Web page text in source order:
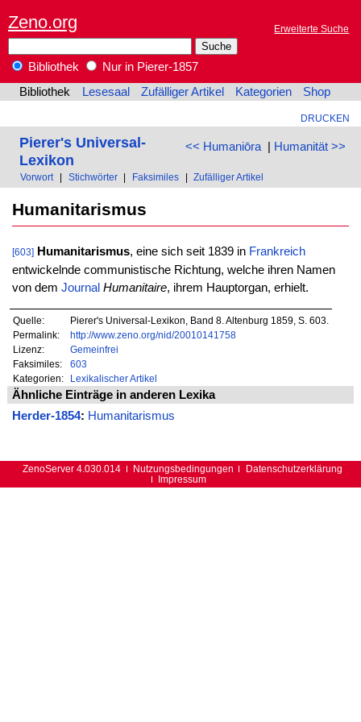
Zeno.org Erweiterte Suche
Bibliothek
Nur in Pierer-1857
Bibliothek
Lesesaal Zufälliger Artikel Kategorien Shop
DRUCKEN
<< Humaniōra| Humanität >>
Pierer's Universal-
Lexikon
Vorwort Stichwörter Faksimiles Zufälliger Artikel
Humanitarismus
[603] Humanitarismus, eine sich seit 1839 in Frankreich
entwickelnde communistische Richtung, welche ihren Namen
von dem Journal Humanitaire, ihrem Hauptorgan, erhielt.
Quelle:
Pierer's Universal-Lexikon, Band 8. Altenburg 1859, S. 603.
Permalink:
http://www.zeno.org/nid/20010141758
Lizenz:
Gemeinfrei
Faksimiles:
603
Kategorien:
Lexikalischer Artikel
Ähnliche Einträge in anderen Lexika
Herder-1854: Humanitarismus
ZenoServer 4.030.014 Nutzungsbedingungen
Datenschutzerklärung
Impressum